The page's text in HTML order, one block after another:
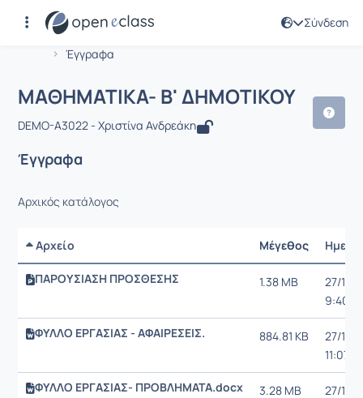
Σύνδεση
Αρχική Σελίδα
Έγγραφα
Μάθημα : ΜΑΘΗΜΑΤΙΚΑ- Β'
ΜΑΘΗΜΑΤΙΚΑ- Β' ΔΗΜΟΤΙΚΟΥ
DEMO-A3022 - Χριστίνα Ανδρεάκη
Έγγραφα
Αρχικός κατάλογος
Αρχείο Μέγεθος
ΠΑΡΟΥΣΙΑΣΗ ΠΡΟΣΘΕΣΗΣ 1.38 MB
27/12/
9:40
ΦΥΛΛΟ ΕΡΓΑΣΙΑΣ - ΑΦΑΙΡΕΣΕΙΣ. 884.81 KB
27/12/
11:07
ΦΥΛΛΟ ΕΡΓΑΣΙΑΣ- ΠΡΟΒΛΗΜΑΤΑ.docx 3.28 MB
27/12/